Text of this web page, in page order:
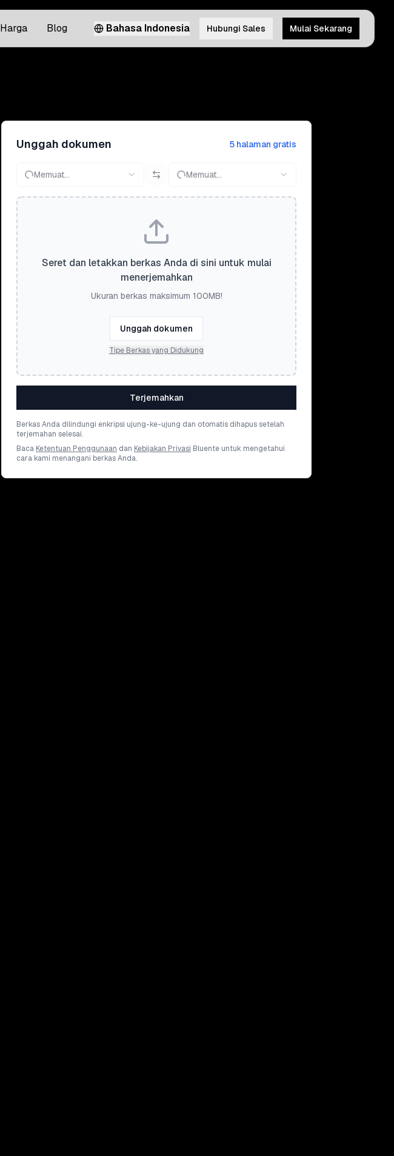
Harga Blog Bahasa Indonesia Hubungi Sales Mulai Sekarang
Unggah dokumen 5 halaman gratis
Memuat... Memuat...
Seret dan letakkan berkas Anda di sini untuk mulai
menerjemahkan
Ukuran berkas maksimum 100MB!
Unggah dokumen
Tipe Berkas yang Didukung
Terjemahkan
Berkas Anda dilindungi enkripsi ujung-ke-ujung dan otomatis dihapus setelah
terjemahan selesai.
Baca Ketentuan Penggunaan dan Kebijakan Privasi Bluente untuk mengetahui
cara kami menangani berkas Anda.